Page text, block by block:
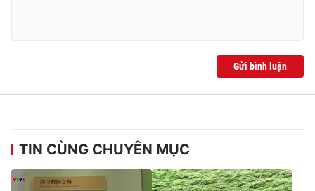
Gửi bình luận
TIN CÙNG CHUYÊN MỤC